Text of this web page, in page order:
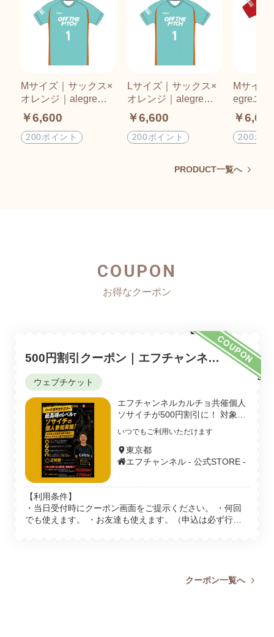
Mサイズ｜サックス×
オレンジ｜alegreユ
ニフォーム(F27-1）
￥6,600
200ポイント
Lサイズ｜サックス×
オレンジ｜alegreユ
ニフォーム(F27-1）
￥6,600
200ポイント
Mサイズ
egreユ
7-1）
￥
200ポイ
PRODUCT一覧へ
COUPON
500円割引クーポン｜エフチャンネル
カルチョ共催個人ソサイチ限定
ウェブチケット
エフチャンネルカルチョ共催個人
ソサイチが500円割引に！ 対象イ
ベント： 町田で、下記URLのイベ
ントのみ https://fc.f-channel.net/p
rograms?venueId=87f96751-1d2
8-43e9-97c1-b15498dd5c52&lev
イベントのみ https://fc.f-channel.
a-1af2-41a7-bdc8-835b6416461
0&level=advanced
いつでもご利用いただけます
東京都
エフチャンネル - 公式STORE -
【利用条件】
・当日受付時にクーポン画面をご提示ください。 ・何回
でも使えます。 ・お友達も使えます。（申込は必ず行な
COUPON
クーポン一覧へ